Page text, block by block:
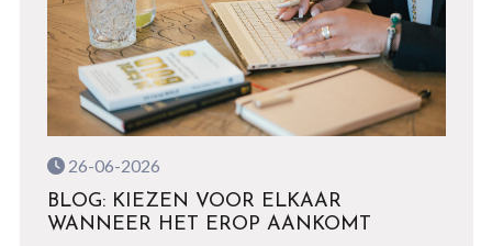
26-06-2026
BLOG: KIEZEN VOOR ELKAAR
WANNEER HET EROP AANKOMT